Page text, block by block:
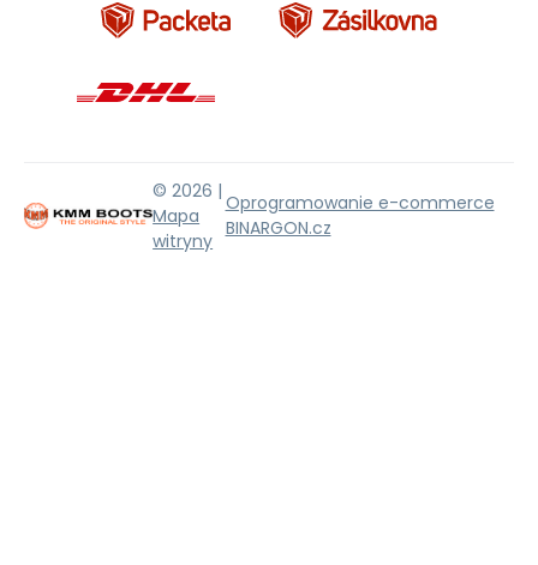
© 2026 |
Mapa
witryny
Oprogramowanie e-commerce
BINARGON.cz